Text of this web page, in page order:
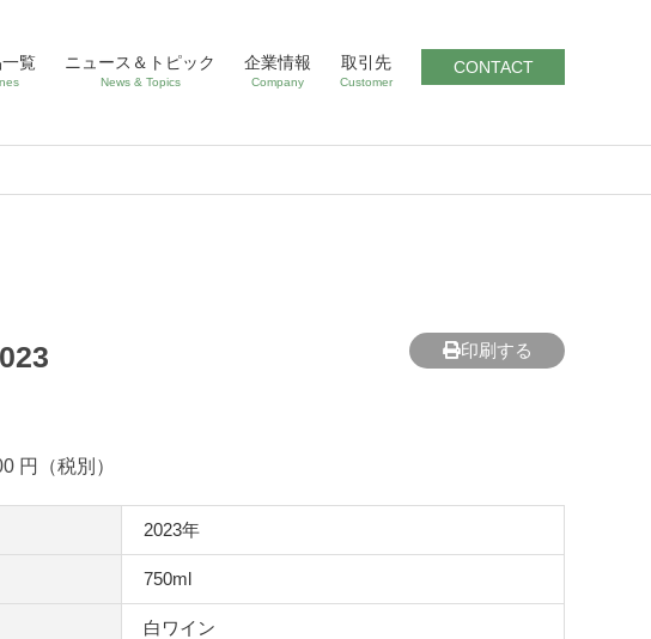
覧 ニュース＆トピック
News & Topics
企業情報
Company
取引先
Customer
CONTACT
印刷する
円（税別）
2023年
750ml
白ワイン